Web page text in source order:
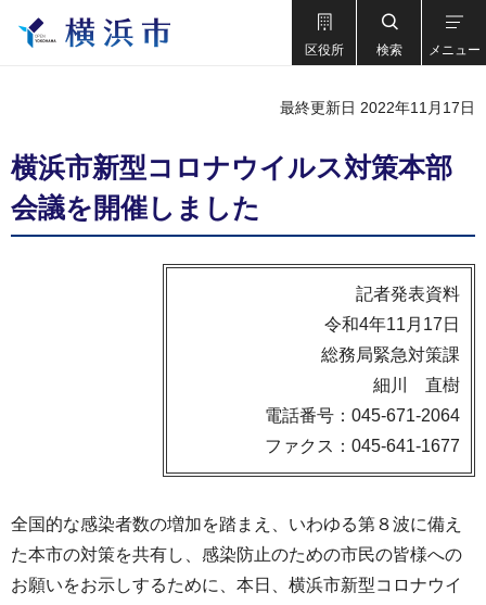
区役所 検索 メニュー
最終更新日 2022年11月17日
横浜市新型コロナウイルス対策本部
会議を開催しました
記者発表資料
令和4年11月17日
総務局緊急対策課
細川 直樹
電話番号：045-671-2064
ファクス：045-641-1677
全国的な感染者数の増加を踏まえ、いわゆる第８波に備え
た本市の対策を共有し、感染防止のための市民の皆様への
お願いをお示しするために、本日、横浜市新型コロナウイ